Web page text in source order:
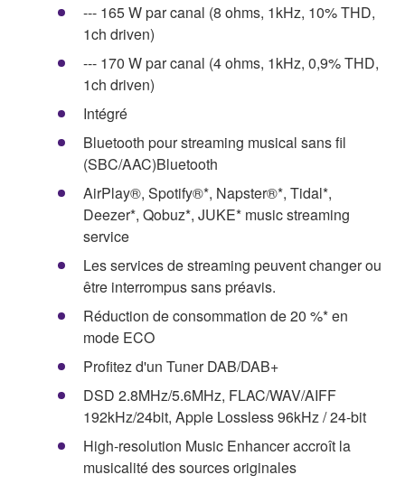
--- 165 W par canal (8 ohms, 1kHz, 10% THD,
1ch driven)
--- 170 W par canal (4 ohms, 1kHz, 0,9% THD,
1ch driven)
Intégré
Bluetooth pour streaming musical sans fil
(SBC/AAC)Bluetooth
AirPlay®, Spotify®*, Napster®*, Tidal*,
Deezer*, Qobuz*, JUKE* music streaming
service
Les services de streaming peuvent changer ou
être interrompus sans préavis.
Réduction de consommation de 20 %* en
mode ECO
Profitez d'un Tuner DAB/DAB+
DSD 2.8MHz/5.6MHz, FLAC/WAV/AIFF
192kHz/24bit, Apple Lossless 96kHz / 24-bit
High-resolution Music Enhancer accroît la
musicalité des sources originales